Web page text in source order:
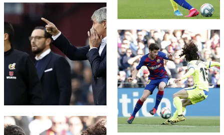
FC Barcelona club badge
FC Barcelona club badge
FC Barcelona club badge